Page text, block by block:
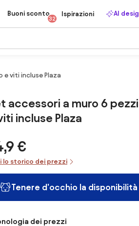
Buoni sconto
32
Ispirazioni AI
viti incluse Plaza
accessori a muro 6
incluse Plaza
€
lo storico dei prezzi
Tenere d'occhio la disponibilità
dei prezzi